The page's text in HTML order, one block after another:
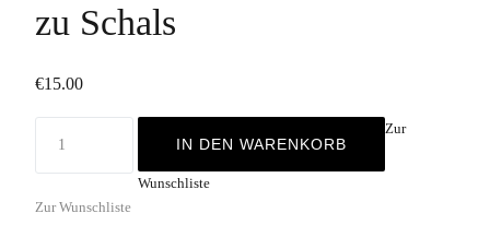
zu Schals
€15.00
IN DEN WARENKORB
Zur
Wunschliste
Zur Wunschliste